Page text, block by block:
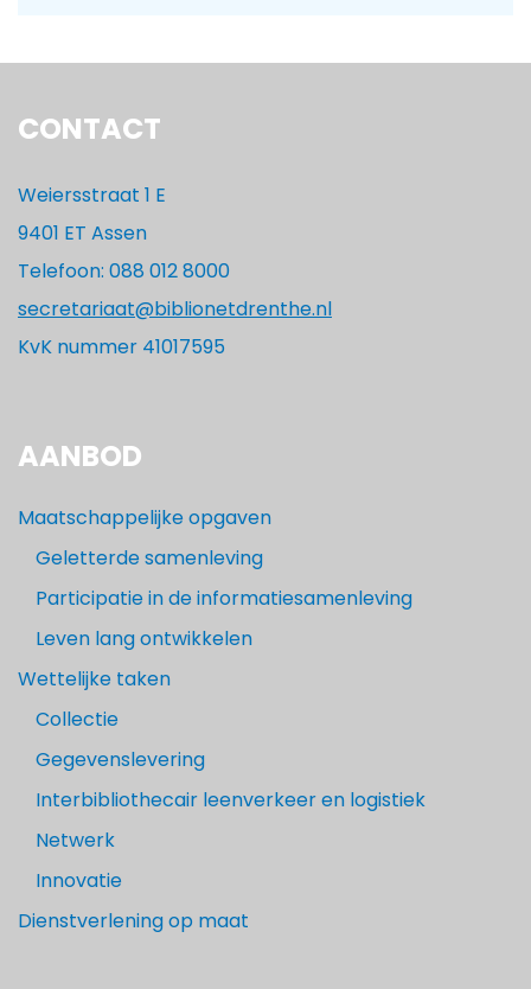
CONTACT
Weiersstraat 1 E
9401 ET Assen
Telefoon: 088 012 8000
secretariaat@biblionetdrenthe.nl
KvK nummer 41017595
AANBOD
Maatschappelijke opgaven
Geletterde samenleving
Participatie in de informatiesamenleving
Leven lang ontwikkelen
Wettelijke taken
Collectie
Gegevenslevering
Interbibliothecair leenverkeer en logistiek
Netwerk
Innovatie
Dienstverlening op maat